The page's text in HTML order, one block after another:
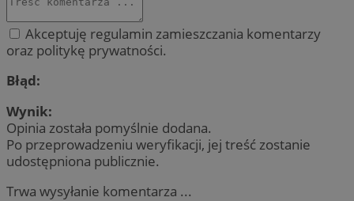
Akceptuję regulamin zamieszczania komentarzy
oraz politykę prywatności.
Błąd:
Wynik:
Opinia została pomyślnie dodana.
Po przeprowadzeniu weryfikacji, jej treść zostanie
udostępniona publicznie.
Trwa wysyłanie komentarza ...